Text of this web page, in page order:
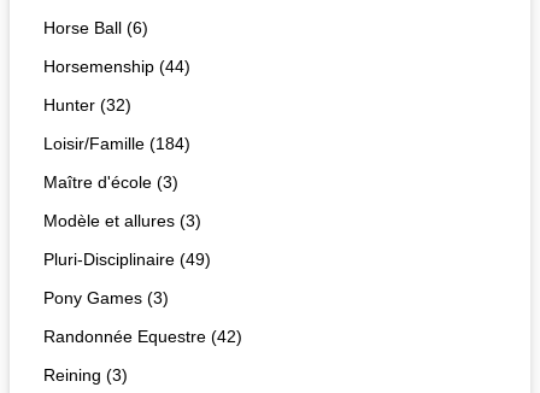
Horse Ball (6)
Horsemenship (44)
Hunter (32)
Loisir/Famille (184)
Maître d'école (3)
Modèle et allures (3)
Pluri-Disciplinaire (49)
Pony Games (3)
Randonnée Equestre (42)
Reining (3)